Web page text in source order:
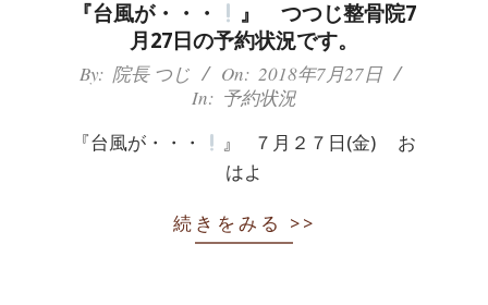
『台風が・・・
』 つつじ整骨院7
月27日の予約状況です。
2018-
By: 院長 つじ On: 2018年7月27日
In: 予約状況
『台風が・・・
』 ７月２７日(金) お
はよ
続きをみる >>